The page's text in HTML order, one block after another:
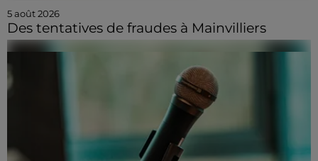
5 août 2026
Des tentatives de fraudes à Mainvilliers